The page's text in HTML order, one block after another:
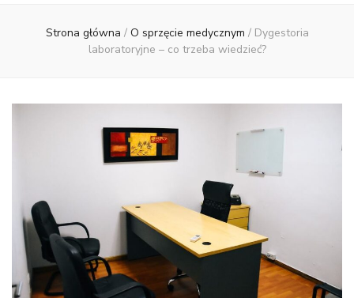
Strona główna / O sprzęcie medycznym / Dygestoria
laboratoryjne – co trzeba wiedzieć?